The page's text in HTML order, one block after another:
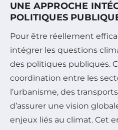
UNE APPROCHE
POLITIQUES
Pour être réellement
intégrer les questions
des politiques publiques.
coordination entre les
l’urbanisme, des
d’assurer une vision
enjeux liés au climat. Cet